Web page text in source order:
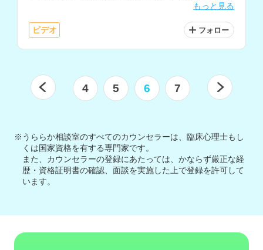
性的な身体不調を抱える人の心理支援など、様々な相談
内容に対応されています。
もっと見る
ビデオ フォロー
4 5 6 7
※うららか相談室のすべてのカウンセラーは、臨床心理士もし
くは国家資格を有する専門家です。
また、カウンセラーの登録にあたっては、かならず厳正な経
歴・資格証明書の確認、面談を実施した上で登録を許可して
います。